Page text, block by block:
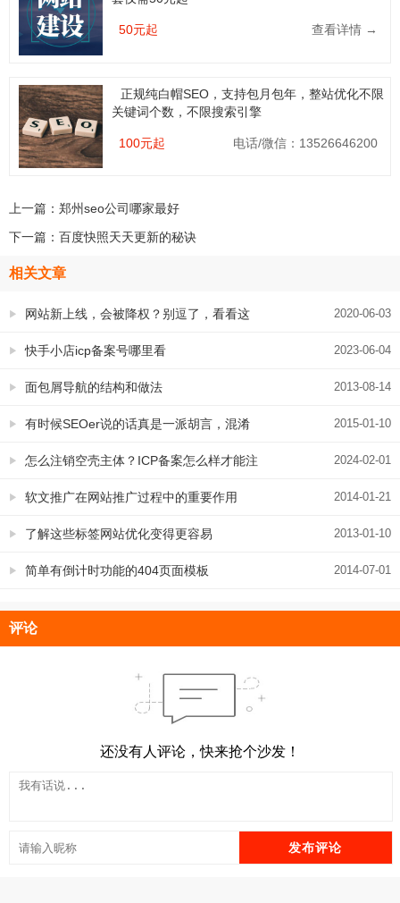
50元起 查看详情 →
正规纯白帽SEO，支持包月包年，整站优化不限
关键词个数，不限搜索引擎
100元起 电话/微信：13526646200
上一篇： 郑州seo公司哪家最好
下一篇： 百度快照天天更新的秘诀
相关文章
2020-06-03
网站新上线，会被降权？别逗了，看看这
些seo大神们的评论吧 2023-06-04
快手小店icp备案号哪里看
2013-08-14
面包屑导航的结构和做法
2015-01-10
有时候SEOer说的话真是一派胡言，混淆
视听,大家注意辨别 2024-02-01
怎么注销空壳主体？ICP备案怎么样才能注
销？ 2014-01-21
软文推广在网站推广过程中的重要作用
2013-01-10
了解这些标签网站优化变得更容易
2014-07-01
简单有倒计时功能的404页面模板
评论
还没有人评论，快来抢个沙发！
发布评论